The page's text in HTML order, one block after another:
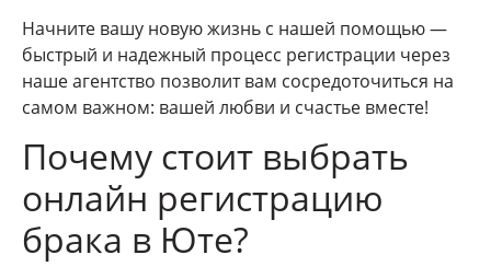
Начните вашу новую жизнь с нашей помощью —
быстрый и надежный процесс регистрации через
наше агентство позволит вам сосредоточиться на
самом важном: вашей любви и счастье вместе!
Почему стоит выбрать
онлайн регистрацию
брака в Юте?